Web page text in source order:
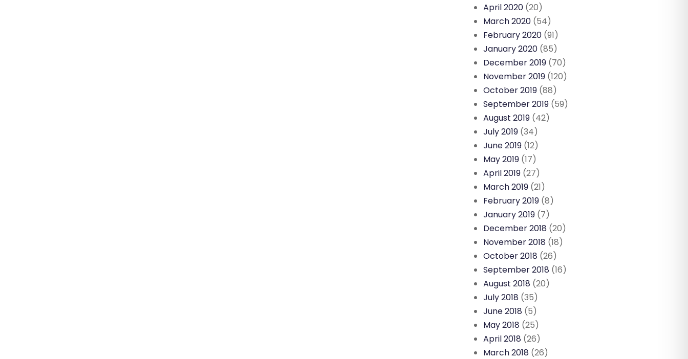
April 2020 (20)
March 2020 (54)
February 2020 (91)
January 2020 (85)
December 2019 (70)
November 2019 (120)
October 2019 (88)
September 2019 (59)
August 2019 (42)
July 2019 (34)
June 2019 (12)
May 2019 (17)
April 2019 (27)
March 2019 (21)
February 2019 (8)
January 2019 (7)
December 2018 (20)
November 2018 (18)
October 2018 (26)
September 2018 (16)
August 2018 (20)
July 2018 (35)
June 2018 (5)
May 2018 (25)
April 2018 (26)
March 2018 (26)